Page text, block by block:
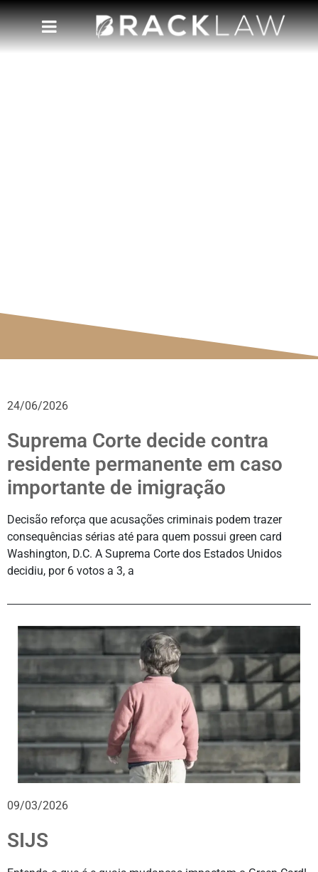
24/06/2026
Suprema Corte decide contra
residente permanente em caso
importante de imigração
Decisão reforça que acusações criminais podem trazer
consequências sérias até para quem possui green card
Washington, D.C. A Suprema Corte dos Estados Unidos
decidiu, por 6 votos a 3, a
09/03/2026
SIJS